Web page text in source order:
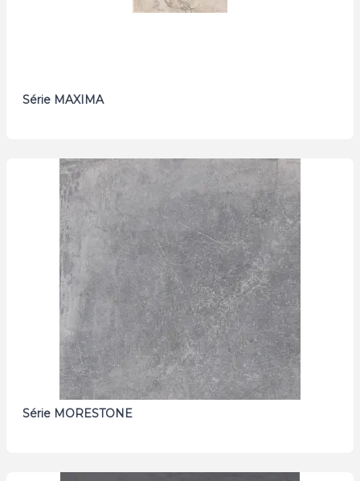
Série MAXIMA
Série MORESTONE